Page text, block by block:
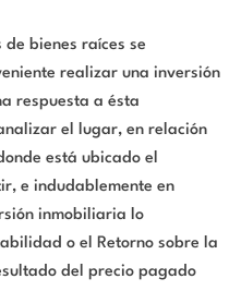
bienes raíces se
realizar una inversión
respuesta a ésta
el lugar, en relación
está ubicado el
e indudablemente en
inmobiliaria lo
o el Retorno sobre la
del precio pagado